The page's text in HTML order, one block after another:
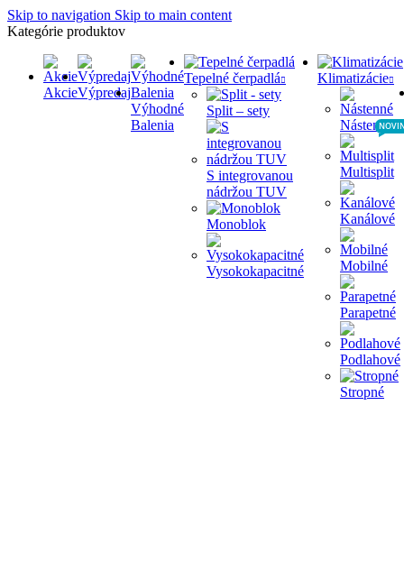
Skip to navigation Skip to main content
Kategórie produktov
AkcieVýpredaj
Výhodné
Balenia
Tepelné čerpadlá
Split – sety
S integrovanou
nádržou TUV
Monoblok
Vysokokapacitné
Klimatizácie
Nástenné
Multisplit
Kanálové
Mobilné
Parapetné
Podlahové
Stropné